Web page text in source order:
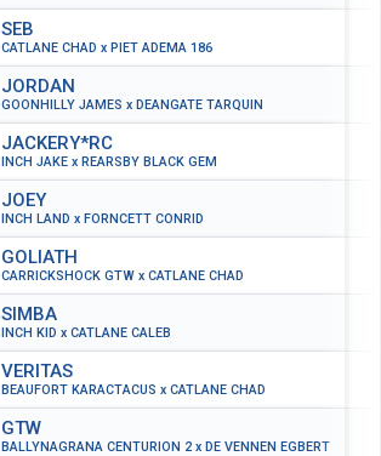
SEB
CATLANE CHAD x PIET ADEMA 186
JORDAN
GOONHILLY JAMES x DEANGATE TARQUIN
JACKERY*RC
INCH JAKE x REARSBY BLACK GEM
JOEY
INCH LAND x FORNCETT CONRID
GOLIATH
CARRICKSHOCK GTW x CATLANE CHAD
SIMBA
INCH KID x CATLANE CALEB
VERITAS
BEAUFORT KARACTACUS x CATLANE CHAD
GTW
BALLYNAGRANA CENTURION 2 x DE VENNEN EGBERT